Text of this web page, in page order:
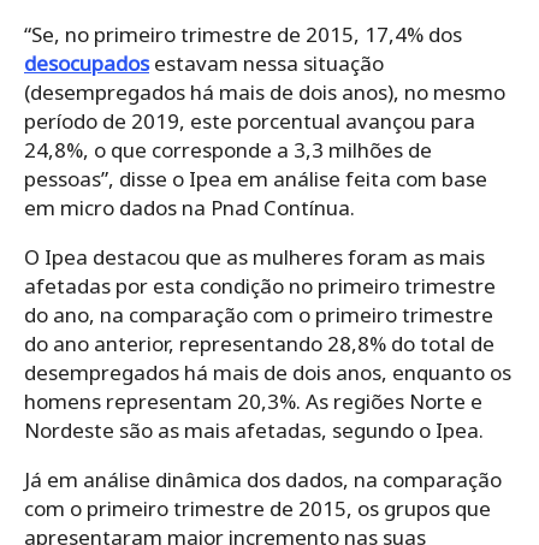
“Se, no primeiro trimestre de 2015, 17,4% dos
desocupadosestavam nessa situação
(desempregados há mais de dois anos), no mesmo
período de 2019, este porcentual avançou para
24,8%, o que corresponde a 3,3 milhões de
pessoas”, disse o Ipea em análise feita com base
em micro dados na Pnad Contínua.
O Ipea destacou que as mulheres foram as mais
afetadas por esta condição no primeiro trimestre
do ano, na comparação com o primeiro trimestre
do ano anterior, representando 28,8% do total de
desempregados há mais de dois anos, enquanto os
homens representam 20,3%. As regiões Norte e
Nordeste são as mais afetadas, segundo o Ipea.
Já em análise dinâmica dos dados, na comparação
com o primeiro trimestre de 2015, os grupos que
apresentaram maior incremento nas suas